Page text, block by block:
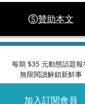
贊助本文
每期 $35 元動態話題報
無限閱讀解鎖新鮮事
加入訂閱會員